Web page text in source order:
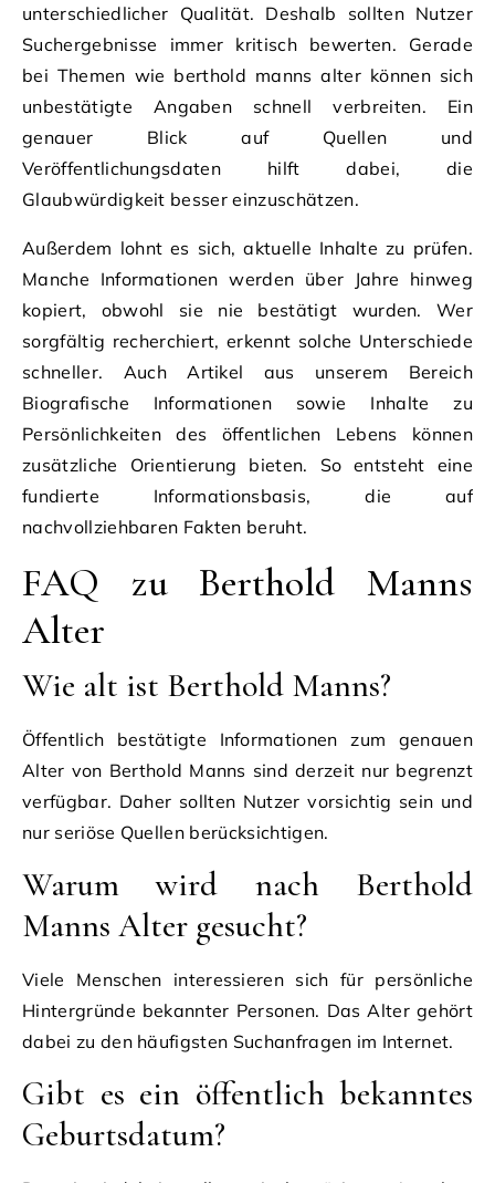
unterschiedlicher Qualität. Deshalb sollten Nutzer
Suchergebnisse immer kritisch bewerten. Gerade
bei Themen wie berthold manns alter können sich
unbestätigte Angaben schnell verbreiten. Ein
genauer Blick auf Quellen und
Veröffentlichungsdaten hilft dabei, die
Glaubwürdigkeit besser einzuschätzen.
Außerdem lohnt es sich, aktuelle Inhalte zu prüfen.
Manche Informationen werden über Jahre hinweg
kopiert, obwohl sie nie bestätigt wurden. Wer
sorgfältig recherchiert, erkennt solche Unterschiede
schneller. Auch Artikel aus unserem Bereich
Biografische Informationen sowie Inhalte zu
Persönlichkeiten des öffentlichen Lebens können
zusätzliche Orientierung bieten. So entsteht eine
fundierte Informationsbasis, die auf
nachvollziehbaren Fakten beruht.
FAQ zu Berthold Manns
Alter
Wie alt ist Berthold Manns?
Öffentlich bestätigte Informationen zum genauen
Alter von Berthold Manns sind derzeit nur begrenzt
verfügbar. Daher sollten Nutzer vorsichtig sein und
nur seriöse Quellen berücksichtigen.
Warum wird nach Berthold
Manns Alter gesucht?
Viele Menschen interessieren sich für persönliche
Hintergründe bekannter Personen. Das Alter gehört
dabei zu den häufigsten Suchanfragen im Internet.
Gibt es ein öffentlich bekanntes
Geburtsdatum?